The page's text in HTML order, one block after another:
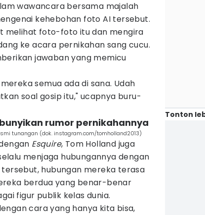
wawancara bersama majalah
kehebohan foto AI tersebut.
melihat foto-foto itu dan mengira
ke acara pernikahan sang cucu.
jawaban yang memicu
semua ada di sana. Udah
soal gosip itu," ucapnya buru-
rumor pernikahannya
tunangan (dok. instagram.com/tomholland2013)
Esquire, Tom Holland juga
menjaga hubungannya dengan
hubungan mereka terasa
berdua yang benar-benar
figur publik kelas dunia.
cara yang hanya kita bisa,
Tonton